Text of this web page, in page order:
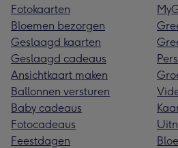
Fotokaarten
Bloemen bezorgen
Geslaagd kaarten
Geslaagd cadeaus
Ansichtkaart maken
Ballonnen versturen
Baby cadeaus
Fotocadeaus
Feestdagen